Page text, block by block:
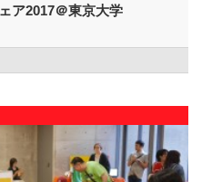
ア2017＠東京大学